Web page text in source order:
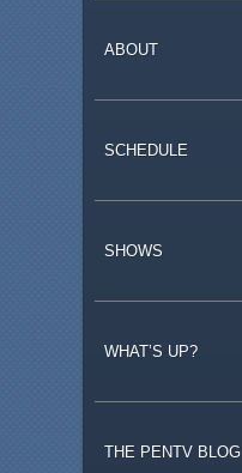
ABOUT
SCHEDULE
SHOWS
WHAT’S UP?
THE PENTV BLOG